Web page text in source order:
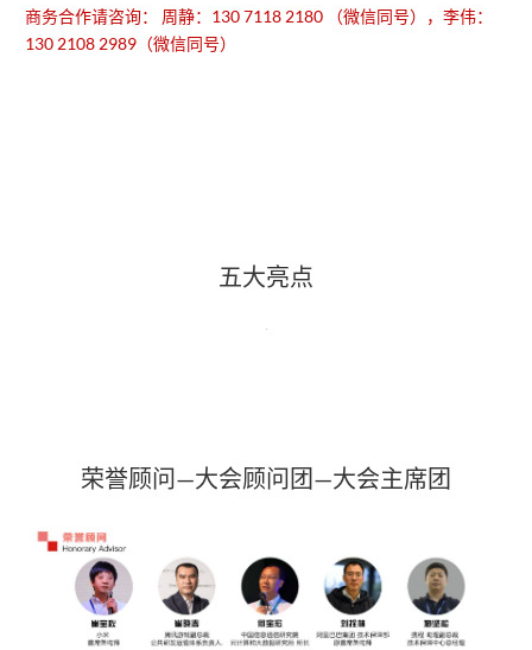
商务合作请咨询： 周静：130 7118 2180 （微信同号），李伟：
130 2108 2989（微信同号）
五大亮点
荣誉顾问—大会顾问团—大会主席团